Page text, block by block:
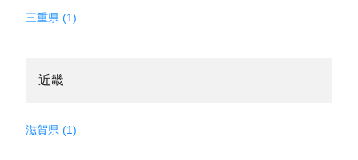
三重県 (1)
近畿
滋賀県 (1)